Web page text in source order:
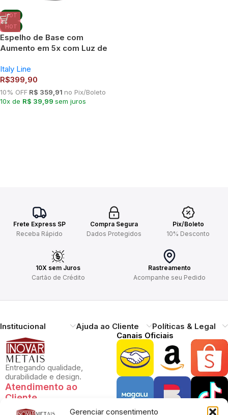
Gerenciar consentimento
HOT
HOT
Espelho de Base com
Aumento em 5x com Luz de
Maquiagem Profissional
Italy Line
R$399,90
10% OFF R$ 359,91 no Pix/Boleto
10x de R$ 39,99 sem juros
Frete Express SP
Receba Rápido
Compra Segura
Dados Protegidos
Pix/Boleto
10% Desconto
10X sem Juros
Cartão de Crédito
Rastreamento
Acompanhe seu Pedido
Institucional Ajuda ao Cliente Políticas & Legal
Entregando qualidade,
durabilidade e design.
Atendimento ao
Cliente
Canais Oficiais